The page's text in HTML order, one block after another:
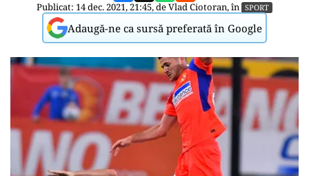
Publicat: 14 dec. 2021, 21:45, deVlad Ciotoran, în SPORT
Adaugă-ne ca sursă preferată în Google